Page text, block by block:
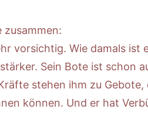
vorsichtig. Wie damals ist
Sein Bote ist schon
stehen ihm zu Gebote,
können. Und er hat